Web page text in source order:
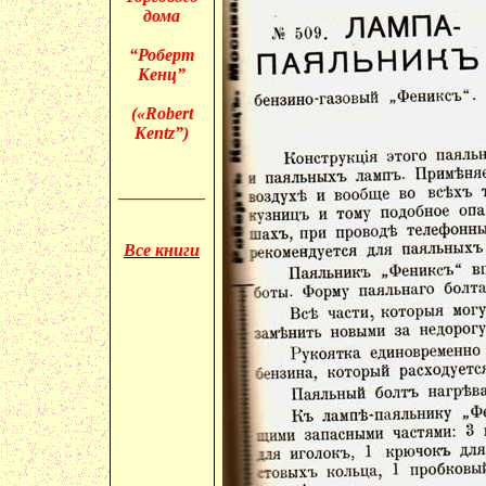
дома
“Роберт
Кенц”
(«Robert
Kentz”)
Все книги